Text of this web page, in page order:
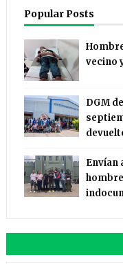
Popular Posts
vecino
DGM
Envían